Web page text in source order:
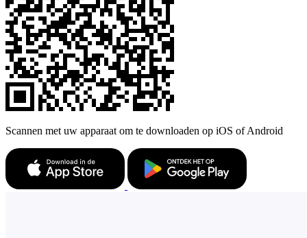
Scannen met uw apparaat om te downloaden op iOS of Android